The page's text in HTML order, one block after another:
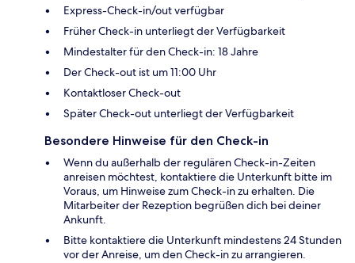
Express-Check-in/out verfügbar
Früher Check-in unterliegt der Verfügbarkeit
Mindestalter für den Check-in: 18 Jahre
Der Check-out ist um 11:00 Uhr
Kontaktloser Check-out
Später Check-out unterliegt der Verfügbarkeit
Besondere Hinweise für den Check-in
Wenn du außerhalb der regulären Check-in-Zeiten
anreisen möchtest, kontaktiere die Unterkunft bitte im
Voraus, um Hinweise zum Check-in zu erhalten. Die
Mitarbeiter der Rezeption begrüßen dich bei deiner
Ankunft.
Bitte kontaktiere die Unterkunft mindestens 24 Stunden
vor der Anreise, um den Check-in zu arrangieren.